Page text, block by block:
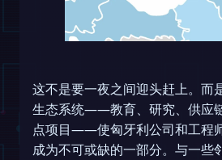
这不是要一夜之间迎头赶上。而
生态系统——教育、研究、供应
点项目——使匈牙利公司和工程
成为不可或缺的一部分。与一些